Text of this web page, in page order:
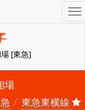
[東急]
場
東急東横線